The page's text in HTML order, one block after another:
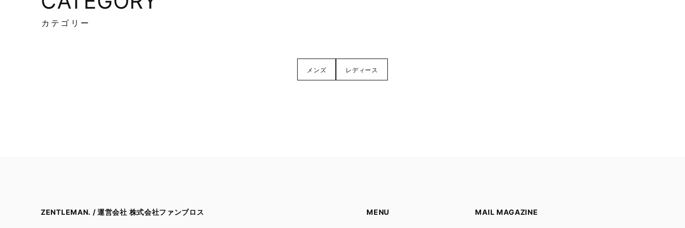
カテゴリー
メンズ レディース
ZENTLEMAN. / 運営会社 株式会社ファンブロス MENU MAIL MAGAZINE